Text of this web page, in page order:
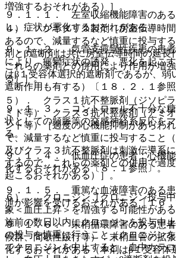
増強するおそれがある）］。
４）． ジギタリス製剤［房室伝導時
あるので、減量するなど慎重に投与す
剤とβ遮断剤は共に房室伝導時間の延長
これらの薬剤との併用により作用が増
る）］。
５）． クラス１抗不整脈剤（ジソピ
ミド等）、クラス３抗不整脈剤（アミ
ント等）［過度の心機能抑制があらわ
で、減量するなど慎重に投与すること
及びクラス３抗不整脈剤は刺激伝導系
するので、これらの薬剤との併用で過
起こるおそれがある）］。
６）． クロニジン［クロニジン投与
象＜血圧上昇＞を増強する可能性があ
施前の数日以内にクロニジンを投与中
の投与を慎重に行うこと（クロニジン
でクロニジンを中止すると、血中カテ
９．１．１． 左室収縮機能障害のあ
し、症状が悪化するおそれがある。
９．１．２． 気管支痙攣性疾患の患
により、痙攣症状の誘発、悪化を起こ
はβ１受容体選択的遮断剤であるが、弱
遮断作用も有する）〔１８．２．１参照
９．１．３． コントロール不十分な
状としての頻脈等の交感神経系反応を
る。
９．１．４． 低血圧症の患者：心機
化するおそれがある〔８．１参照〕。
９．１．５． 重篤な血液障害のある
泄が影響を受けるおそれがある〔１６
９．１．６． 末梢循環障害のある患
候群、間歇性跛行等）：末梢血管の拡
化するおそれがある（本剤はβ１受容体